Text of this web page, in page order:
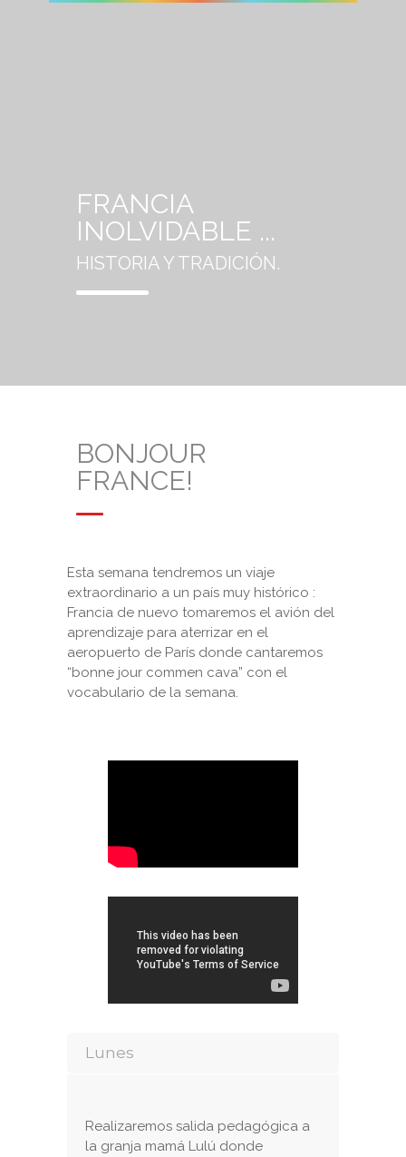
FRANCIA
INOLVIDABLE ...
HISTORIA Y TRADICIÓN.
BONJOUR
FRANCE!
Esta semana tendremos un viaje
extraordinario a un país muy histórico :
Francia de nuevo tomaremos el avión del
aprendizaje para aterrizar en el
aeropuerto de París donde cantaremos
“bonne jour commen cava” con el
vocabulario de la semana.
Lunes
Realizaremos salida pedagógica a
la granja mamá Lulú donde